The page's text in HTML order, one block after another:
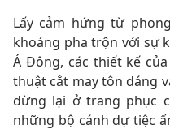
Lấy cảm hứng từ
khoáng pha trộn với sự
Á Đông, các thiết kế
thuật cắt may tôn dáng
dừng lại ở trang phục
những bộ cánh dự tiệc